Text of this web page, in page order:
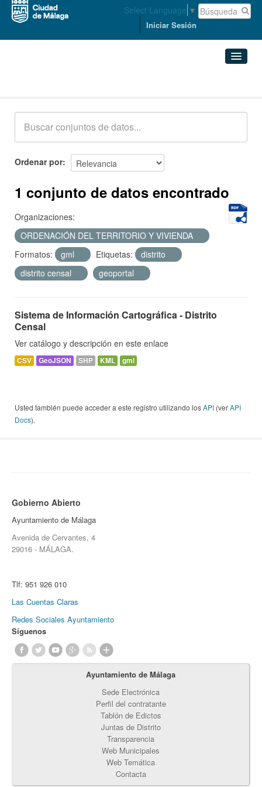
Select Language ▼
Iniciar Sesión
Acerca de
Ordenar por
1 conjunto de datos encontrado
Organizaciones:
ORDENACIÓN DEL TERRITORIO Y VIVIENDA
Formatos:
gml Etiquetas:
distrito
distrito censal
geoportal
Sistema de Información Cartográfica - Distrito
Censal
Ver catálogo y descripción en este enlace
CSV GeoJSON SHP KML gml
Usted también puede acceder a este registro utilizando losAPI (verAPI
Docs).
Gobierno Abierto
Ayuntamiento de Málaga
Avenida de Cervantes, 4
29016 - MÁLAGA.
Tlf: 951 926 010
Las Cuentas Claras
Redes Sociales Ayuntamiento
Síguenos
Ayuntamiento de Málaga
Sede Electrónica
Perfil del contratante
Tablón de Edictos
Juntas de Distrito
Transparencia
Web Municipales
Web Temática
Contacta